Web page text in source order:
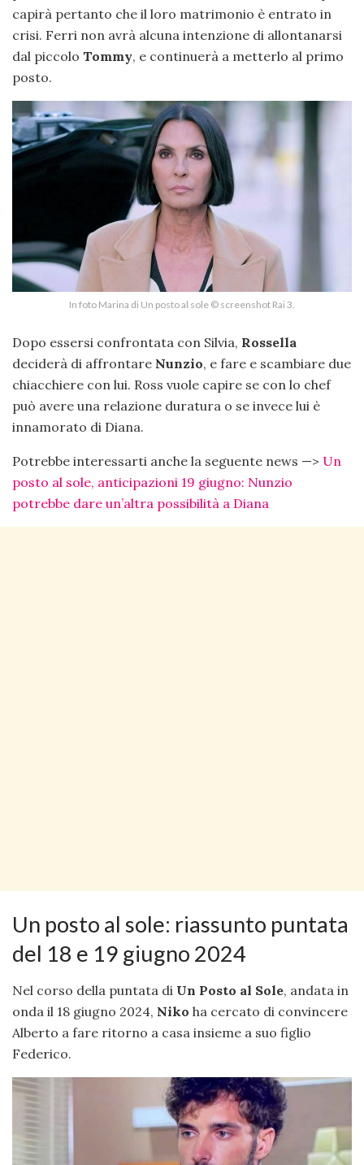
capirà pertanto che il loro matrimonio è entrato in
crisi. Ferri non avrà alcuna intenzione di allontanarsi
dal piccolo Tommy, e continuerà a metterlo al primo
posto.
In foto Marina di Un posto al sole © screenshot Rai 3.
Dopo essersi confrontata con Silvia, Rossella
deciderà di affrontare Nunzio, e fare e scambiare due
chiacchiere con lui. Ross vuole capire se con lo chef
può avere una relazione duratura o se invece lui è
innamorato di Diana.
Potrebbe interessarti anche la seguente news —> Un
posto al sole, anticipazioni 19 giugno: Nunzio
potrebbe dare un’altra possibilità a Diana
Un posto al sole: riassunto puntata
del 18 e 19 giugno 2024
Nel corso della puntata di Un Posto al Sole, andata in
onda il 18 giugno 2024, Niko ha cercato di convincere
Alberto a fare ritorno a casa insieme a suo figlio
Federico.